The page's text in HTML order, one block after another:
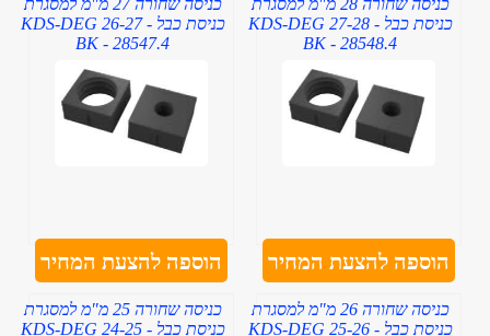
כניסת כבל - KDS-DEG 27-28
BK - 28548.4
הוספה להצעת המחיר
כניסת כבל - KDS-DEG 26-27
BK - 28547.4
הוספה להצעת המחיר
כניסה שחורה 26 מ"מ למסגרת
כניסת כבל - KDS-DEG 25-26
כניסה שחורה 25 מ"מ למסגרת
כניסת כבל - KDS-DEG 24-25